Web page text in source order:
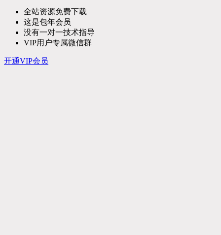
全站资源免费下载
这是包年会员
没有一对一技术指导
VIP用户专属微信群
开通VIP会员